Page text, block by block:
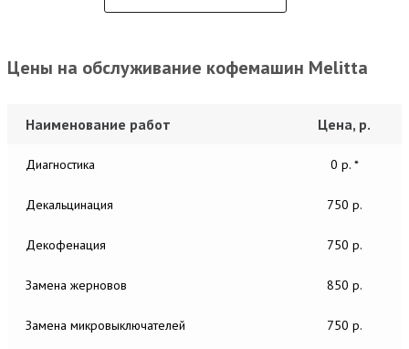
Цены на обслуживание кофемашин Melitta
Наименование работ Цена, р.
Диагностика 0 р. *
Декальцинация 750 р.
Декофенация 750 р.
Замена жерновов 850 р.
Замена микровыключателей 750 р.